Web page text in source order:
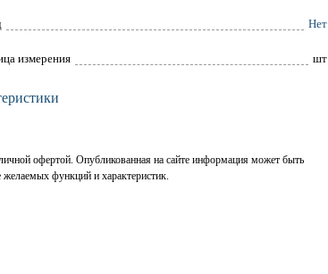
Нет
измерения шт
офертой. Опубликованная на сайте информация может быть
функций и характеристик.